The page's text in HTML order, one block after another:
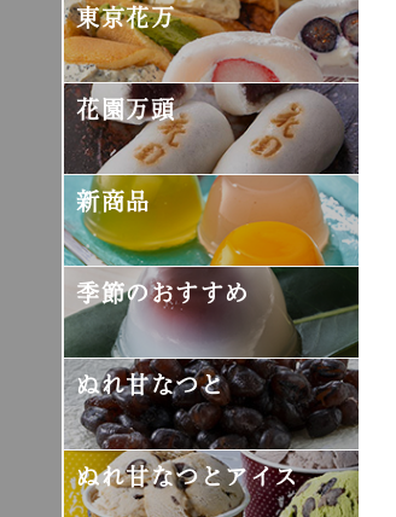
東京花万
花園万頭
新商品
季節のおすすめ
ぬれ甘なつと
ぬれ甘なつとアイス